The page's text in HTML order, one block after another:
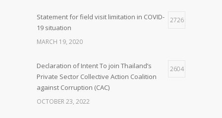
Statement for field visit limitation in COVID-
19 situation
2726
MARCH 19, 2020
Declaration of Intent To join Thailand’s
Private Sector Collective Action Coalition
against Corruption (CAC)
2604
OCTOBER 23, 2022